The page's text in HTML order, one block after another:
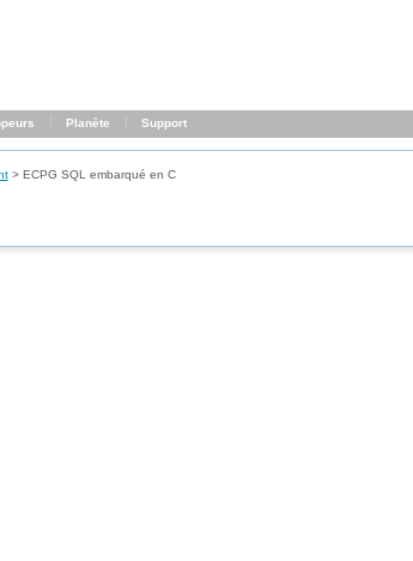
Planète Support
> ECPG SQL embarqué en C